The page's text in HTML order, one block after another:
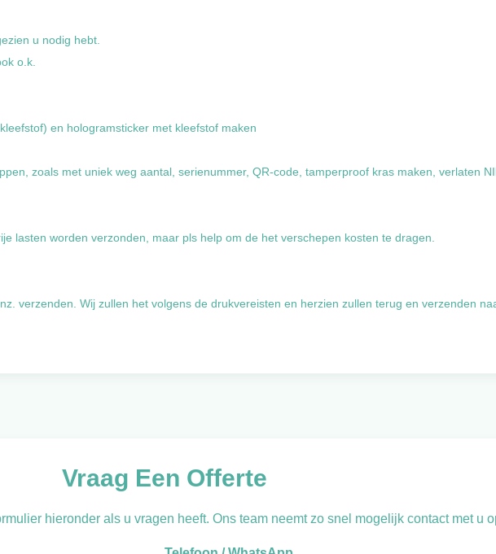
u nodig hebt.
o.k.
en hologramsticker met kleefstof maken
zoals met uniek weg aantal, serienummer, QR-code, tamperproof kras maken, verlaten
lasten worden verzonden, maar pls help om de het verschepen kosten te dragen.
verzenden. Wij zullen het volgens de drukvereisten en herzien zullen terug en verzenden
Vraag Een Offerte
hieronder als u vragen heeft. Ons team neemt zo snel mogelijk contact met u